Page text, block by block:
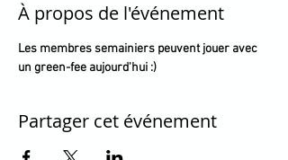
À propos de l'événement
Les membres semainiers peuvent jouer avec
un green-fee aujourd'hui :)
Partager cet événement